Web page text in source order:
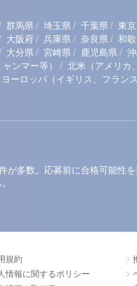
群馬県 / 埼玉県 / 千葉県 / 東
大阪府 / 兵庫県 / 奈良県 / 和
大分県 / 宮崎県 / 鹿児島県 /
ンマー等） / 北米（アメリカ
ヨーロッパ（イギリス、フラン
多数。応募前に合格可能性
規約
情報に関するポリシー